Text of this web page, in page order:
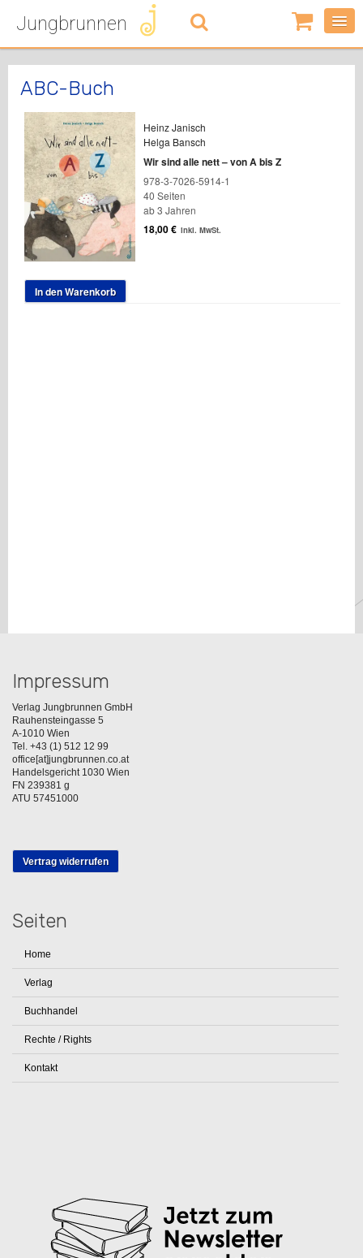
Jungbrunnen
0
Artikel
-
ABC-Buch
Heinz Janisch
Helga Bansch
Wir sind alle nett – von A bis Z
978-3-7026-5914-1
40 Seiten
ab 3 Jahren
18,00€ inkl. MwSt.
In den Warenkorb
Impressum
Verlag Jungbrunnen GmbH
Rauhensteingasse 5
A-1010 Wien
Tel. +43 (1) 512 12 99
office[at]jungbrunnen.co.at
Handelsgericht 1030 Wien
FN 239381 g
ATU 57451000
Vertrag widerrufen
Seiten
Home
Verlag
Buchhandel
Rechte / Rights
Kontakt